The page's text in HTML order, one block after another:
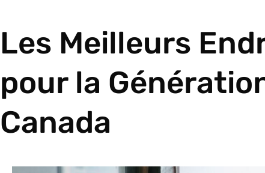
Les Meilleurs
pour la
Canada